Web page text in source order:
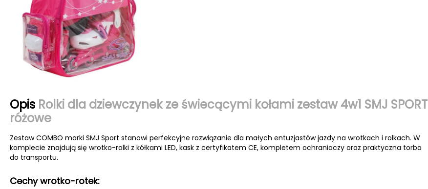
Opis Rolki dla dziewczynek ze świecącymi kołami zestaw 4w1 SMJ SPORT
różowe
Zestaw COMBO marki SMJ Sport stanowi perfekcyjne rozwiązanie dla małych entuzjastów jazdy na wrotkach i rolkach. W
komplecie znajdują się wrotko-rolki z kółkami LED, kask z certyfikatem CE, kompletem ochraniaczy oraz praktyczna torba
do transportu.
Cechy wrotko-rotek: